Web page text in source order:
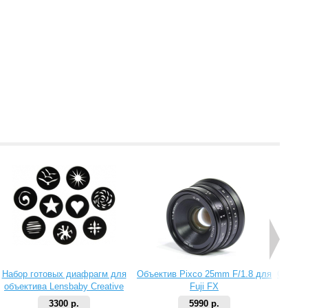
Набор готовых диафрагм для
объектива Lensbaby Creative
Aperture Kit 2
3300 р.
Объектив Pixco 25mm F/1.8 для
Fuji FX
5990 р.